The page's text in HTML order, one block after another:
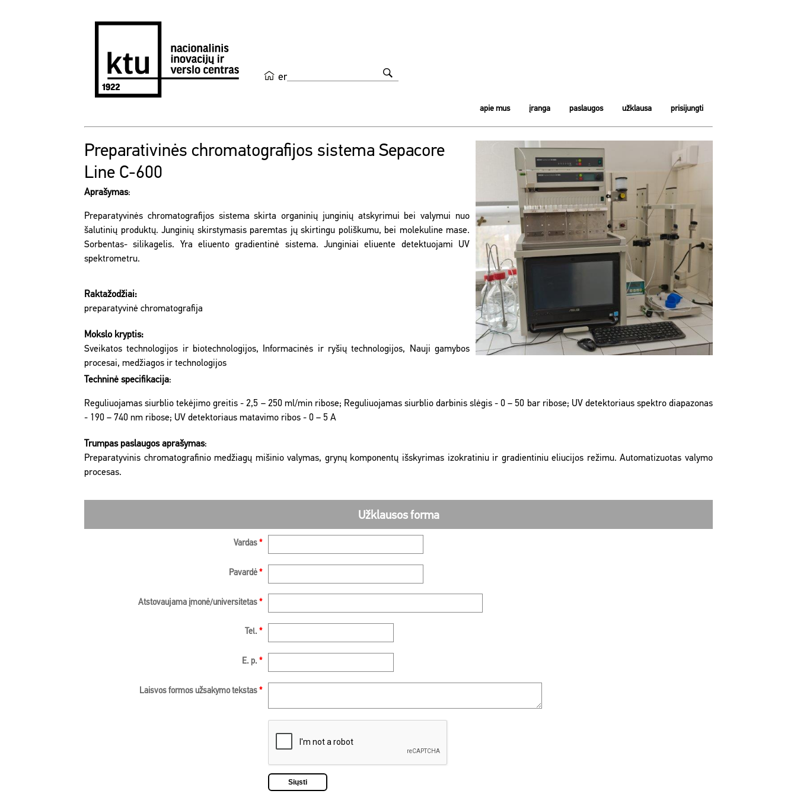
en
apie mus įranga paslaugos užklausa prisijungti
Preparativinės chromatografijos sistema Sepacore
Line C-600
Aprašymas:
Preparatyvinės chromatografijos sistema skirta organinių junginių atskyrimui bei valymui nuo
šalutinių produktų. Junginių skirstymasis paremtas jų skirtingu poliškumu, bei molekuline mase.
Sorbentas- silikagelis. Yra eliuento gradientinė sistema. Junginiai eliuente detektuojami UV
spektrometru.
Raktažodžiai:
preparatyvinė chromatografija
Mokslo kryptis:
Sveikatos technologijos ir biotechnologijos, Informacinės ir ryšių technologijos, Nauji gamybos
procesai, medžiagos ir technologijos
Techninė specifikacija:
Reguliuojamas siurblio tekėjimo greitis - 2,5 – 250 ml/min ribose; Reguliuojamas siurblio darbinis slėgis - 0 – 50 bar ribose; UV detektoriaus spektro diapazonas
- 190 – 740 nm ribose; UV detektoriaus matavimo ribos - 0 – 5 A
Trumpas paslaugos aprašymas:
Preparatyvinis chromatografinio medžiagų mišinio valymas, grynų komponentų išskyrimas izokratiniu ir gradientiniu eliucijos režimu. Automatizuotas valymo
procesas.
Užklausos forma
Vardas *
Pavardė *
Atstovaujama įmonė/universitetas *
Tel. *
E. p. *
Laisvos formos užsakymo tekstas *